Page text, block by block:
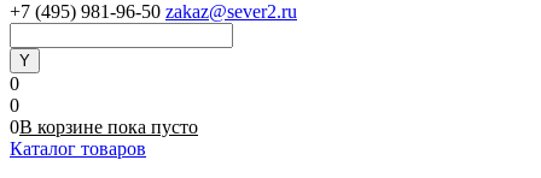
+7 (495) 981-96-50 zakaz@sever2.ru
0
0
0В корзине пока пусто
Каталог товаров